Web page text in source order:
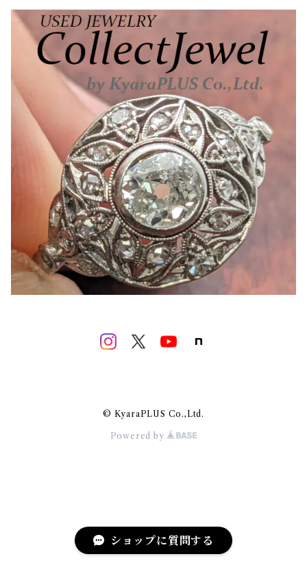
ショップに質問する
© KyaraPLUS Co.,Ltd.
Powered by